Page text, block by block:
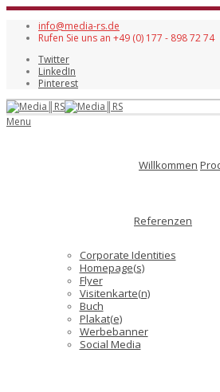
info@media-rs.de
Rufen Sie uns an +49 (0) 177 - 898 72 74
Twitter
LinkedIn
Pinterest
Menu
Willkommen
Referenzen
Corporate Identities
Homepage(s)
Flyer
Visitenkarte(n)
Buch
Plakat(e)
Werbebanner
Social Media